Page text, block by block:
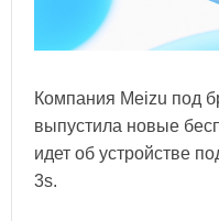
Компания Meizu под
выпустила новые
идет об устройстве
3s.